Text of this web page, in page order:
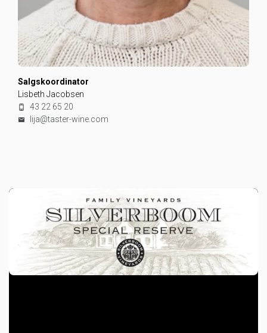
Salgskoordinator
Lisbeth Jacobsen
43 22 65 20
lija@taster-wine.com